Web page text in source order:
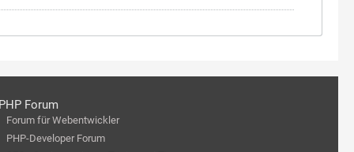
Forum
Forum für Webentwickler
PHP-Developer Forum